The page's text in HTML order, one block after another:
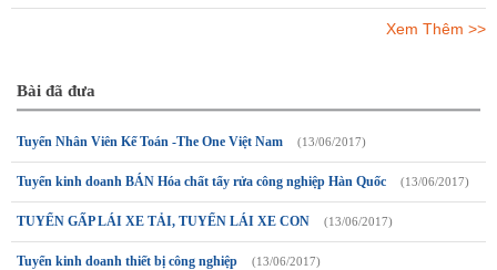
Xem Thêm >>
Bài đã đưa
Tuyển Nhân Viên Kế Toán -The One Việt Nam (13/06/2017)
Tuyển kinh doanh BÁN Hóa chất tẩy rửa công nghiệp Hàn Quốc (13/06/2017)
TUYỂN GẤP LÁI XE TẢI, TUYỂN LÁI XE CON (13/06/2017)
Tuyển kinh doanh thiết bị công nghiệp (13/06/2017)